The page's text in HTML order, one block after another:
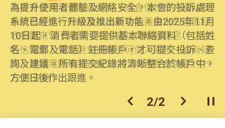
消委會提醒消費者及商戶，本會僅於官方網站發
布消費警示。如接獲以消委會名義發出的產品回
收相關來電、電郵、短訊或社交媒體訊息，切勿
輕信回應，更應避免透露任何個人資料。如有疑
問，請致電防騙易熱線18222或消委會熱線2929
2222查詢。
為提升使用者體驗及網絡安全，本會的投訴處理
系統已經進行升級及推出新功能。由2025年11月
10日起，消費者需要提供基本聯絡資料（包括姓
名、電郵及電話）註冊帳戶，才可提交投訴、查
詢及建議。所有提交紀錄將清晰整合於帳戶中，
方便日後作出跟進。
上一個
2/2 下一個開